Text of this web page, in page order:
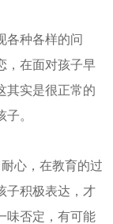
各种各样的问
，在面对孩子早
其实是很正常的
。
心，在教育的过
子积极表达，才
味否定，有可能